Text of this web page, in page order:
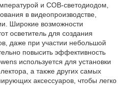
и COB-светодиодом,
в видеопроизводстве,
Широкие возможности
осветитель для создания
даже при участии небольшой
повысить эффективность
используется для установки
а также других самых
аксессуаров, чтобы легко